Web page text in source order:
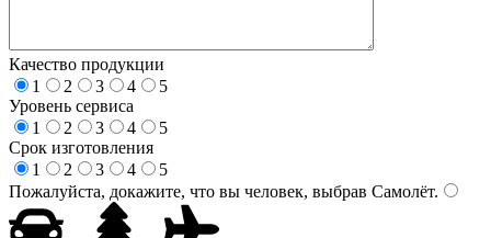
Качество продукции
1
2 3 4
5
Уровень сервиса
1
2 3 4
5
Срок изготовления
1
2 3 4
5
Пожалуйста, докажите, что вы человек, выбрав Самолёт.